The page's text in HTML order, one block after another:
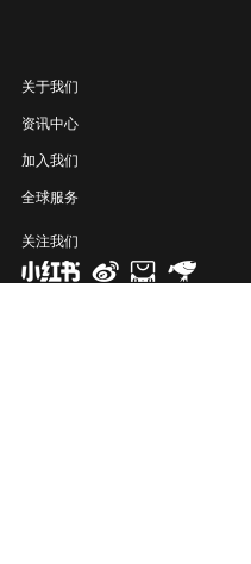
关于我们
资讯中心
加入我们
全球服务
关注我们